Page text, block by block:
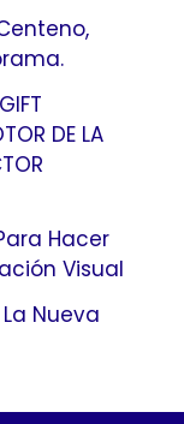
DE LA
Hacer
Visual
Nueva